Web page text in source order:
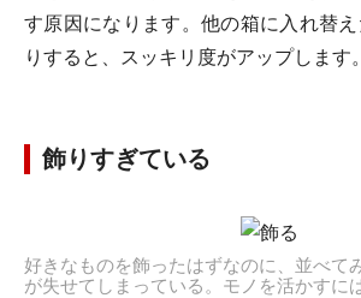
す原因になります。他の箱に入れ替
りすると、スッキリ度がアップします。
飾りすぎている
好きなものを飾ったはずなのに、並べて
が失せてしまっている。モノを活かすに